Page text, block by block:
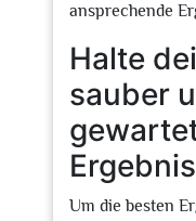
ansprechende
Halte
sauber
Um die besten